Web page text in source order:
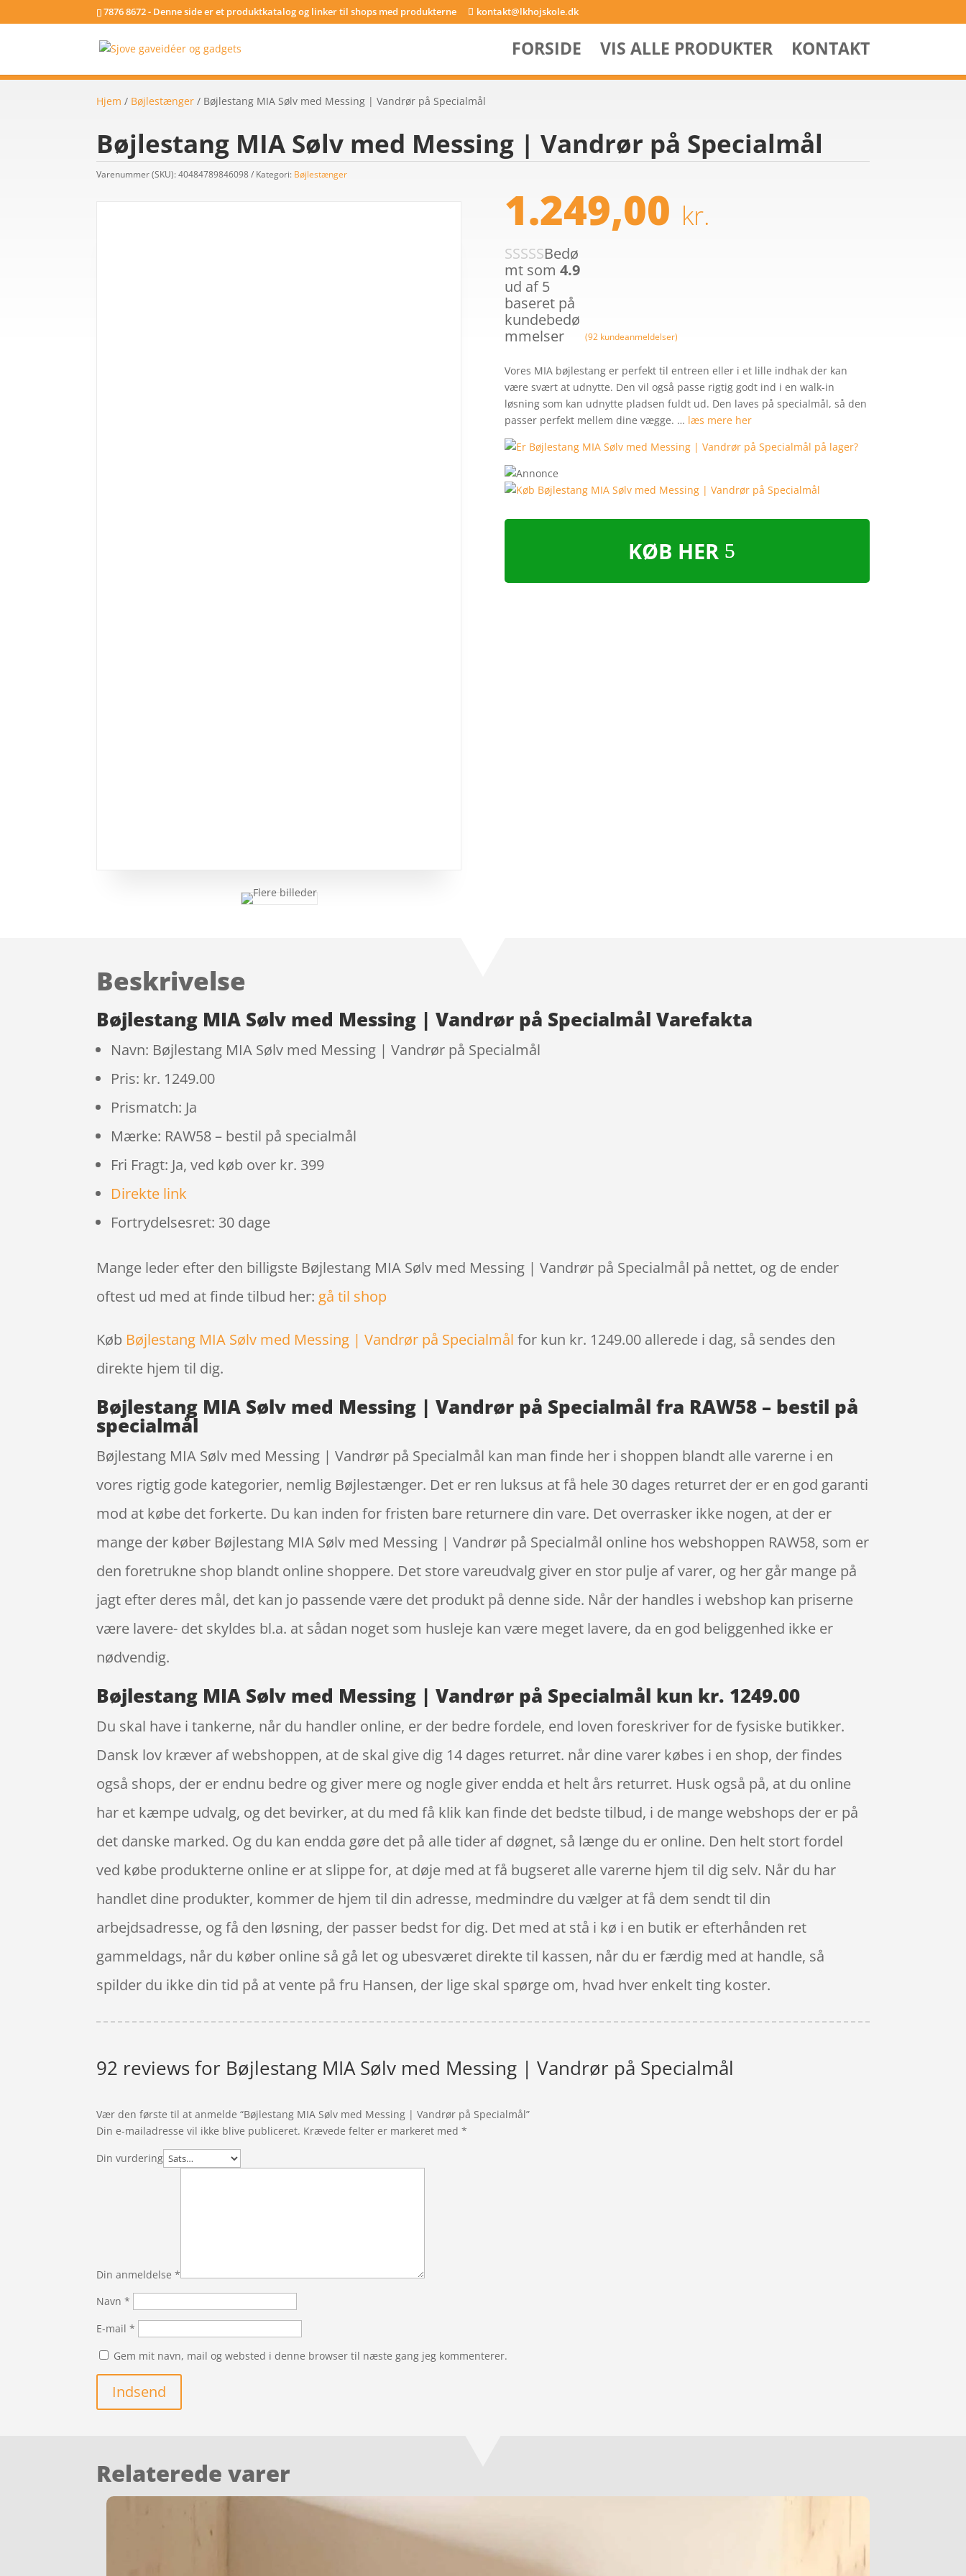
7876 8672 - Denne side er et produktkatalog og linker til shops med produkterne kontakt@lkhojskole.dk
FORSIDE VIS ALLE PRODUKTER KONTAKT
Hjem / Bøjlestænger / Bøjlestang MIA Sølv med Messing | Vandrør på Specialmål
Bøjlestang MIA Sølv med Messing | Vandrør på Specialmål
Varenummer (SKU):40484789846098 Kategori: Bøjlestænger
1.249,00 kr.
Bedø
mt som 4.9
ud af 5
baseret på
kundebedø
mmelser
(92kundeanmeldelser)
Vores MIA bøjlestang er perfekt til entreen eller i et lille indhak der kan
være svært at udnytte. Den vil også passe rigtig godt ind i en walk-in
løsning som kan udnytte pladsen fuldt ud. Den laves på specialmål, så den
passer perfekt mellem dine vægge. … læs mere her
KØB HER
Beskrivelse
Bøjlestang MIA Sølv med Messing | Vandrør på Specialmål Varefakta
Navn: Bøjlestang MIA Sølv med Messing | Vandrør på Specialmål
Pris: kr. 1249.00
Prismatch: Ja
Mærke: RAW58 – bestil på specialmål
Fri Fragt: Ja, ved køb over kr. 399
Direkte link
Fortrydelsesret: 30 dage
Mange leder efter den billigste Bøjlestang MIA Sølv med Messing | Vandrør på Specialmål på nettet, og de ender
oftest ud med at finde tilbud her: gå til shop
Køb Bøjlestang MIA Sølv med Messing | Vandrør på Specialmål for kun kr. 1249.00 allerede i dag, så sendes den
direkte hjem til dig.
Bøjlestang MIA Sølv med Messing | Vandrør på Specialmål fra RAW58 – bestil på
specialmål
Bøjlestang MIA Sølv med Messing | Vandrør på Specialmål kan man finde her i shoppen blandt alle varerne i en
vores rigtig gode kategorier, nemlig Bøjlestænger. Det er ren luksus at få hele 30 dages returret der er en god garanti
mod at købe det forkerte. Du kan inden for fristen bare returnere din vare. Det overrasker ikke nogen, at der er
mange der køber Bøjlestang MIA Sølv med Messing | Vandrør på Specialmål online hos webshoppen RAW58, som er
den foretrukne shop blandt online shoppere. Det store vareudvalg giver en stor pulje af varer, og her går mange på
jagt efter deres mål, det kan jo passende være det produkt på denne side. Når der handles i webshop kan priserne
være lavere- det skyldes bl.a. at sådan noget som husleje kan være meget lavere, da en god beliggenhed ikke er
nødvendig.
Bøjlestang MIA Sølv med Messing | Vandrør på Specialmål kun kr. 1249.00
Du skal have i tankerne, når du handler online, er der bedre fordele, end loven foreskriver for de fysiske butikker.
Dansk lov kræver af webshoppen, at de skal give dig 14 dages returret. når dine varer købes i en shop, der findes
også shops, der er endnu bedre og giver mere og nogle giver endda et helt års returret. Husk også på, at du online
har et kæmpe udvalg, og det bevirker, at du med få klik kan finde det bedste tilbud, i de mange webshops der er på
det danske marked. Og du kan endda gøre det på alle tider af døgnet, så længe du er online. Den helt stort fordel
ved købe produkterne online er at slippe for, at døje med at få bugseret alle varerne hjem til dig selv. Når du har
handlet dine produkter, kommer de hjem til din adresse, medmindre du vælger at få dem sendt til din
arbejdsadresse, og få den løsning, der passer bedst for dig. Det med at stå i kø i en butik er efterhånden ret
gammeldags, når du køber online så gå let og ubesværet direkte til kassen, når du er færdig med at handle, så
spilder du ikke din tid på at vente på fru Hansen, der lige skal spørge om, hvad hver enkelt ting koster.
92 reviews for Bøjlestang MIA Sølv med Messing | Vandrør på Specialmål
Vær den første til at anmelde “Bøjlestang MIA Sølv med Messing | Vandrør på Specialmål”
Din e-mailadresse vil ikke blive publiceret. Krævede felter er markeret med*
Din vurdering
Din anmeldelse*
Navn*
E-mail*
Gem mit navn, mail og websted i denne browser til næste gang jeg kommenterer.
Indsend
Relaterede varer